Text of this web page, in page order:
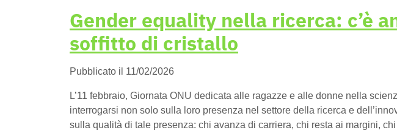
Gender equality nella ricerca: c’è
soffitto di cristallo
Pubblicato il 11/02/2026
L’11 febbraio, Giornata ONU dedicata alle ragazze e alle donne nella
interrogarsi non solo sulla loro presenza nel settore della ricerca e
sulla qualità di tale presenza: chi avanza di carriera, chi resta ai margini,